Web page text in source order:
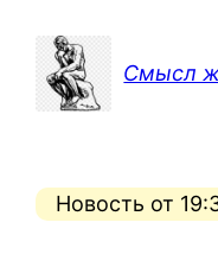
содержимому
Смысл
Новость от